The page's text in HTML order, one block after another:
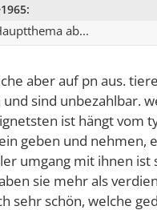
ab...
aber auf pn aus.
sind unbezahlbar.
ist hängt vom
geben und nehmen,
umgang mit ihnen ist
sie mehr als
sehr schön, welche